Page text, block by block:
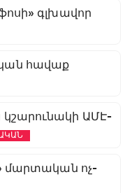
գլխավոր
հավաք
կշարունակի ԱՄԷ-
մարտական ոչ-